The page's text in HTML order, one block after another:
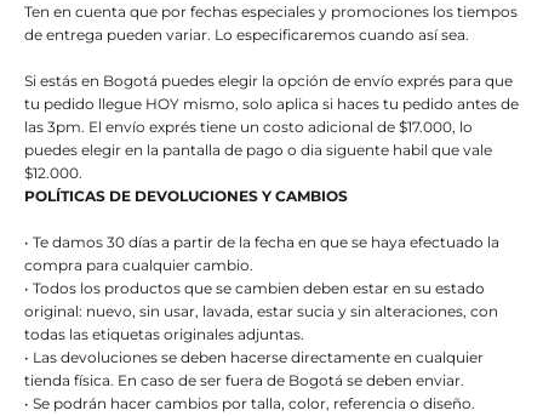
Ten en cuenta que por fechas especiales y promociones los tiempos
de entrega pueden variar. Lo especificaremos cuando así sea.
Si estás en Bogotá puedes elegir la opción de envío exprés para que
tu pedido llegue HOY mismo, solo aplica si haces tu pedido antes de
las 3pm. El envío exprés tiene un costo adicional de $17.000, lo
puedes elegir en la pantalla de pago o dia siguente habil que vale
$12.000.
POLÍTICAS DE DEVOLUCIONES Y CAMBIOS
• Te damos 30 días a partir de la fecha en que se haya efectuado la
compra para cualquier cambio.
• Todos los productos que se cambien deben estar en su estado
original: nuevo, sin usar, lavada, estar sucia y sin alteraciones, con
todas las etiquetas originales adjuntas.
• Las devoluciones se deben hacerse directamente en cualquier
tienda física. En caso de ser fuera de Bogotá se deben enviar.
• Se podrán hacer cambios por talla, color, referencia o diseño.